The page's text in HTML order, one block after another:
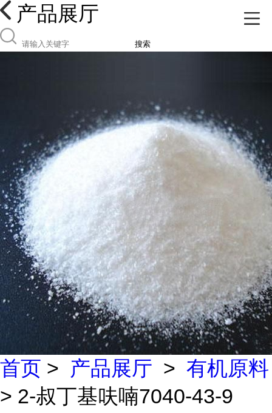
产品展厅
搜索
首页 > 产品展厅 > 有机原料
> 2-叔丁基呋喃7040-43-9